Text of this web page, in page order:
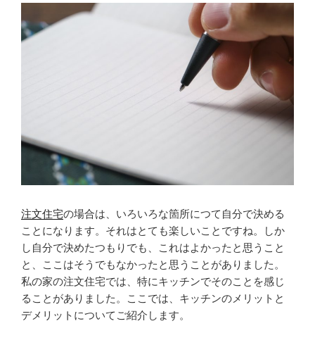
注文住宅の場合は、いろいろな箇所につて自分で決める
ことになります。それはとても楽しいことですね。しか
し自分で決めたつもりでも、これはよかったと思うこと
と、ここはそうでもなかったと思うことがありました。
私の家の注文住宅では、特にキッチンでそのことを感じ
ることがありました。ここでは、キッチンのメリットと
デメリットについてご紹介します。